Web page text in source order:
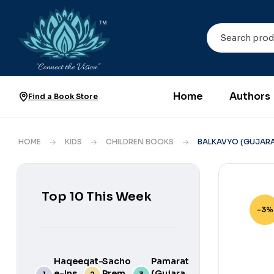
Find a Book Store Home Authors
HOME KIDS CHILDREN BOOKS BALKAVYO
-3%
Top 10 This Week
Haqeeqat-Sacho
Pamarat